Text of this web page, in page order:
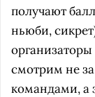
получают
ньюби,
смотрим не
командами, а